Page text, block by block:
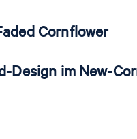
Cornflower
Design im New-